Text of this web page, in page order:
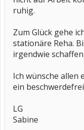
ruhig.
Zum Glück gehe
stationäre Reha.
irgendwie schaffen.
Ich wünsche allen
ein
LG
Sabine